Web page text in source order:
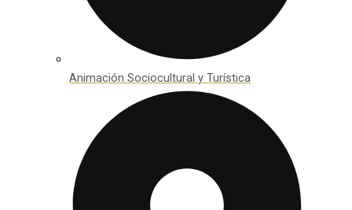
Animación Sociocultural y Turística